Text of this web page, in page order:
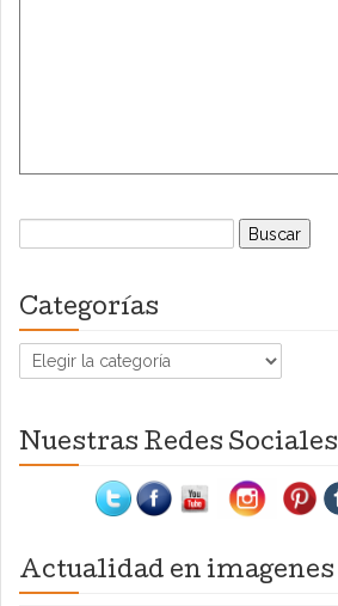
Buscar:
Categorías
Categorías
Nuestras Redes Sociales
Actualidad en imagenes